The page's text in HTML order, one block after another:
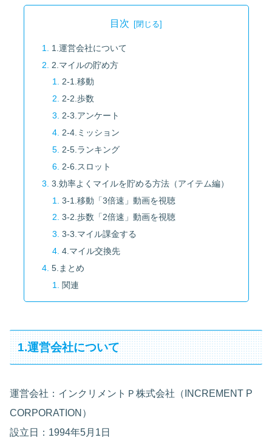
目次
1.運営会社について
2.マイルの貯め方
2-1.移動
2-2.歩数
2-3.アンケート
2-4.ミッション
2-5.ランキング
2-6.スロット
3.効率よくマイルを貯める方法（アイテム編）
3-1.移動「3倍速」動画を視聴
3-2.歩数「2倍速」動画を視聴
3-3.マイル課金する
4.マイル交換先
5.まとめ
関連
1.運営会社について
運営会社：インクリメントＰ株式会社（INCREMENT P
CORPORATION）
設立日：1994年5月1日